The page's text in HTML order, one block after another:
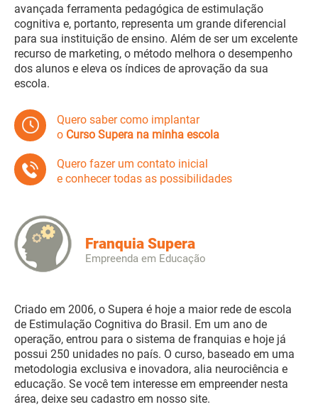
avançada ferramenta pedagógica de estimulação
cognitiva e, portanto, representa um grande diferencial
para sua instituição de ensino. Além de ser um excelente
recurso de marketing, o método melhora o desempenho
dos alunos e eleva os índices de aprovação da sua
escola.
Quero saber como implantar
o Curso Supera na minha escola
Quero fazer um contato inicial
e conhecer todas as possibilidades
Franquia Supera
Empreenda em Educação
Criado em 2006, o Supera é hoje a maior rede de escola
de Estimulação Cognitiva do Brasil. Em um ano de
operação, entrou para o sistema de franquias e hoje já
possui 250 unidades no país. O curso, baseado em uma
metodologia exclusiva e inovadora, alia neurociência e
educação. Se você tem interesse em empreender nesta
área, deixe seu cadastro em nosso site.